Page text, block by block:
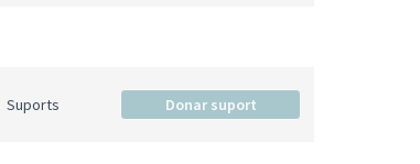
Suports Donar suport